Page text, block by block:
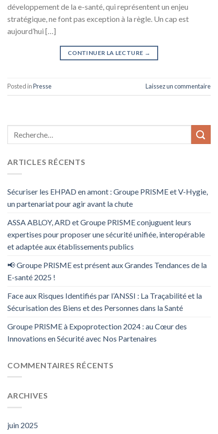
développement de la e-santé, qui représentent un enjeu
stratégique, ne font pas exception à la règle. Un cap est
aujourd’hui […]
CONTINUER LA LECTURE →
Posted inPresse Laissez un commentaire
ARTICLES RÉCENTS
Sécuriser les EHPAD en amont : Groupe PRISME et V-Hygie,
un partenariat pour agir avant la chute
ASSA ABLOY, ARD et Groupe PRISME conjuguent leurs
expertises pour proposer une sécurité unifiée, interopérable
et adaptée aux établissements publics
📢 Groupe PRISME est présent aux Grandes Tendances de la
E-santé 2025 !
Face aux Risques Identifiés par l’ANSSI : La Traçabilité et la
Sécurisation des Biens et des Personnes dans la Santé
Groupe PRISME à Expoprotection 2024 : au Cœur des
Innovations en Sécurité avec Nos Partenaires
COMMENTAIRES RÉCENTS
ARCHIVES
juin 2025